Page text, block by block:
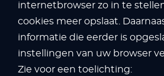
internetbrowser zo in te
cookies meer opslaat.
informatie die eerder is
instellingen van uw browser
Zie voor een toelichting: